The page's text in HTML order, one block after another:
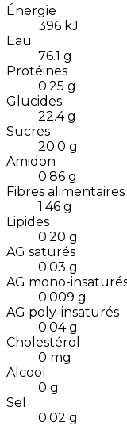
Énergie
396 kJ
Eau
76.1 g
Protéines
0.25 g
Glucides
22.4 g
Sucres
20.0 g
Amidon
0.86 g
Fibres alimentaires
1.46 g
Lipides
0.20 g
AG saturés
0.03 g
AG mono-
0.009 g
AG poly-insaturés
0.04 g
Cholestérol
0 mg
Alcool
0 g
Sel
0.02 g